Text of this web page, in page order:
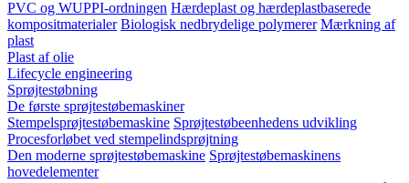
PVC og WUPPI-ordningen Hærdeplast og hærdeplastbaserede
kompositmaterialer Biologisk nedbrydelige polymerer Mærkning af
plast
Plast af olie
Lifecycle engineering
Sprøjtestøbning
De første sprøjtestøbemaskiner
Stempelsprøjtestøbemaskine Sprøjtestøbeenhedens udvikling
Procesforløbet ved stempelindsprøjtning
Den moderne sprøjtestøbemaskine Sprøjtestøbemaskinens
hovedelementer